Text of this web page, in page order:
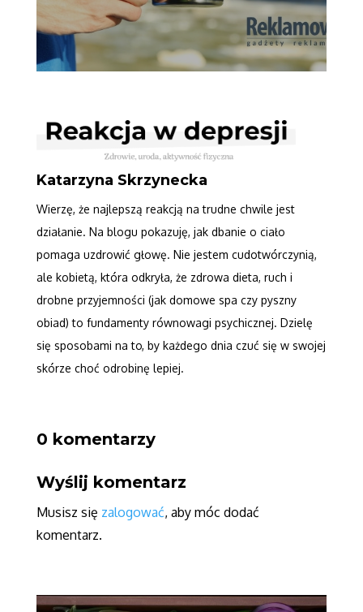
Katarzyna Skrzynecka
Wierzę, że najlepszą reakcją na trudne chwile jest
działanie. Na blogu pokazuję, jak dbanie o ciało
pomaga uzdrowić głowę. Nie jestem cudotwórczynią,
ale kobietą, która odkryła, że zdrowa dieta, ruch i
drobne przyjemności (jak domowe spa czy pyszny
obiad) to fundamenty równowagi psychicznej. Dzielę
się sposobami na to, by każdego dnia czuć się w swojej
skórze choć odrobinę lepiej.
0 komentarzy
Wyślij komentarz
Musisz się zalogować, aby móc dodać
komentarz.